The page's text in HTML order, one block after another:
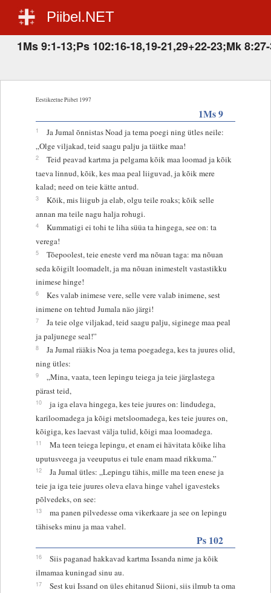
Piibel.NET
1Ms 9:1-13;Ps 102:16-18,19-21,29+22-23;Mk
Eestikeelne Piibel 1997
1Ms 9
1
Ja Jumal õnnistas Noad ja tema poegi ning ütles neile:
„Olge viljakad, teid saagu palju ja täitke maa!
2
Teid peavad kartma ja pelgama kõik maa loomad ja kõik
taeva linnud, kõik, kes maa peal liiguvad, ja kõik mere
kalad; need on teie kätte antud.
3
Kõik, mis liigub ja elab, olgu teile roaks; kõik selle
annan ma teile nagu halja rohugi.
4
Kummatigi ei tohi te liha süüa ta hingega, see on: ta
verega!
5
Tõepoolest, teie eneste verd ma nõuan taga: ma nõuan
seda kõigilt loomadelt, ja ma nõuan inimestelt vastastikku
inimese hinge!
6
Kes valab inimese vere, selle vere valab inimene, sest
inimene on tehtud Jumala näo järgi!
7
Ja teie olge viljakad, teid saagu palju, siginege maa peal
ja paljunege seal!”
8
Ja Jumal rääkis Noa ja tema poegadega, kes ta juures olid,
ning ütles:
9
„Mina, vaata, teen lepingu teiega ja teie järglastega
pärast teid,
10
ja iga elava hingega, kes teie juures on: lindudega,
kariloomadega ja kõigi metsloomadega, kes teie juures on,
kõigiga, kes laevast välja tulid, kõigi maa loomadega.
11
Ma teen teiega lepingu, et enam ei hävitata kõike liha
uputusveega ja veeuputus ei tule enam maad rikkuma.”
12
Ja Jumal ütles: „Lepingu tähis, mille ma teen enese ja
teie ja iga teie juures oleva elava hinge vahel igavesteks
põlvedeks, on see:
13
ma panen pilvedesse oma vikerkaare ja see on lepingu
tähiseks minu ja maa vahel.
Ps 102
16
Siis paganad hakkavad kartma Issanda nime ja kõik
ilmamaa kuningad sinu au.
17
Sest kui Issand on üles ehitanud Siioni, siis ilmub ta oma